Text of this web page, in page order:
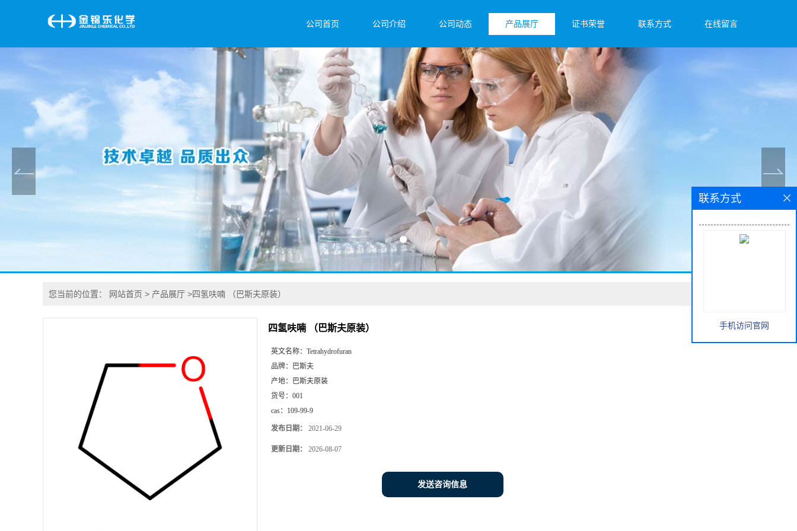
公司首页 公司介绍 公司动态 产品展厅 证书荣誉 联系方式 在线留言
您当前的位置： 网站首页 > 产品展厅 >四氢呋喃 （巴斯夫原装）
四氢呋喃 （巴斯夫原装）
英文名称： Tetrahydrofuran
品牌：
巴斯夫
产地：
巴斯夫原装
货号： 001
cas： 109-99-9
发布日期： 2021-06-29
更新日期： 2026-08-07
发送咨询信息
联系方式
手机访问官网